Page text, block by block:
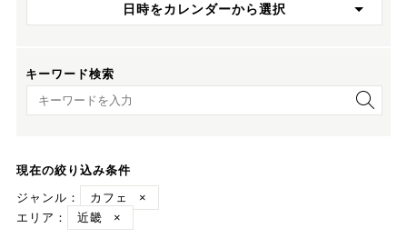
日時をカレンダーから選択
キーワード検索
キーワード検索
現在の絞り込み条件
ジャンル：
カフェ
×
エリア：
近畿 ×